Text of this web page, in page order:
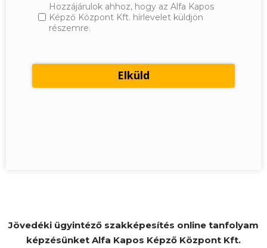
Hozzájárulok ahhoz, hogy az Alfa Kapos
Képző Központ Kft. hírlevelet küldjön
részemre.
Jövedéki ügyintéző szakképesítés online tanfolyam
képzésünket Alfa Kapos Képző Központ Kft.